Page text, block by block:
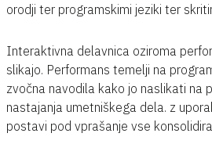
orodji ter programskimi jeziki ter
Interaktivna delavnica oziroma
slikajo. Performans temelji na
zvočna navodila kako jo naslikati na
nastajanja umetniškega dela. z
postavi pod vprašanje vse